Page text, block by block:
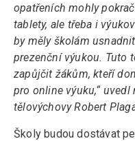
opatřeních mohly
tablety, ale třeba i
by měly školám
prezenční výukou. Tuto
zapůjčit žákům, kteří
pro online výuku,“
tělovýchovy Robert
Školy budou dostávat